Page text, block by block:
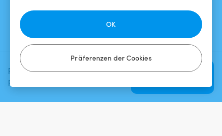
Präferenzen der Cookies
OK
Planen Sie Ihr nächstes
Poolerlebnis
Verfügbarkeit
Datenschutzbestimmungen
Impressums